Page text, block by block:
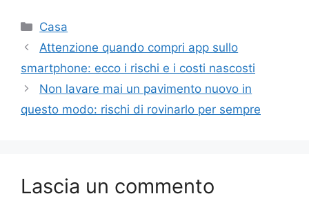
Categorie
Casa
Attenzione quando compri app sullo
smartphone: ecco i rischi e i costi nascosti
Non lavare mai un pavimento nuovo in
questo modo: rischi di rovinarlo per sempre
Lascia un commento